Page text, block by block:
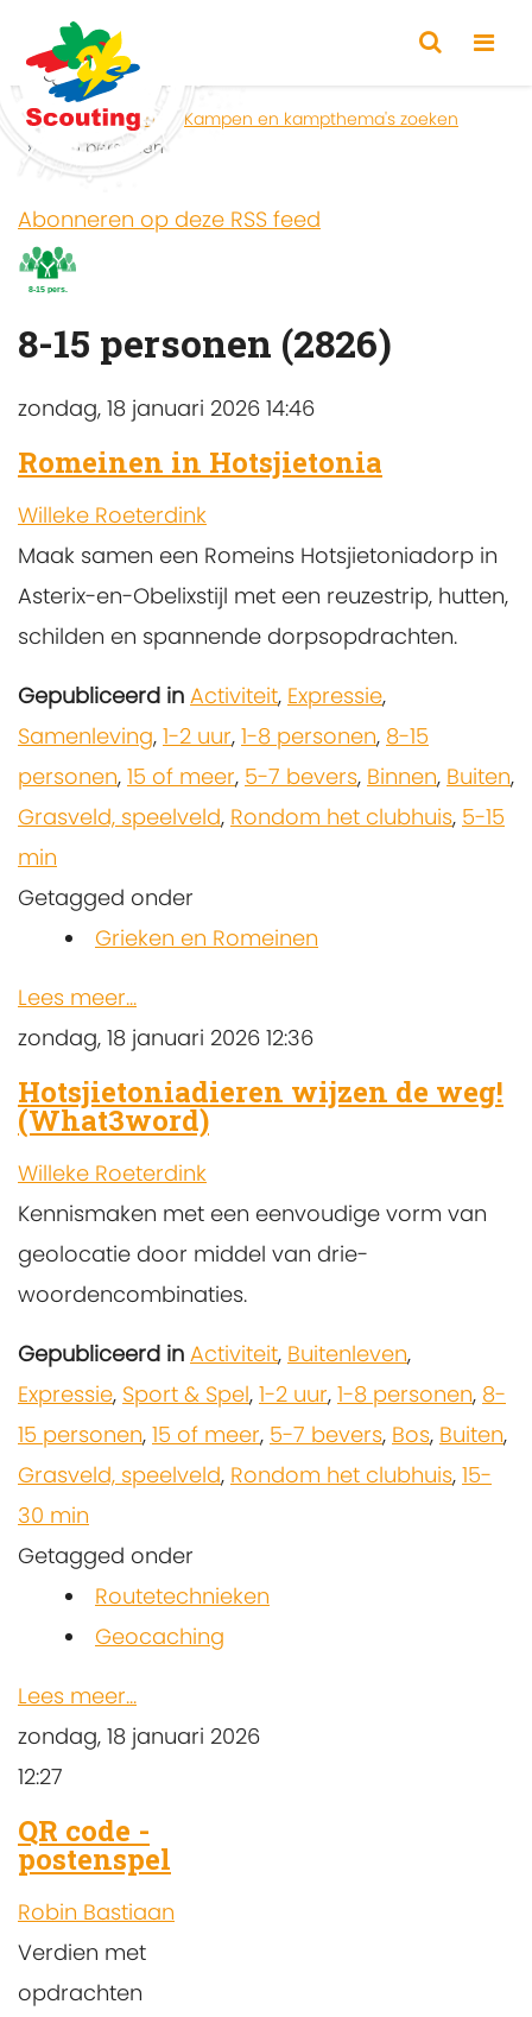
Home Zoeken
Kampen en kampthema's zoeken
8-15 personen
Abonneren op deze RSS feed
8-15 personen (2826)
zondag, 18 januari 2026 14:46
Romeinen in Hotsjietonia
Willeke Roeterdink
Maak samen een Romeins Hotsjietoniadorp in
Asterix-en-Obelixstijl met een reuzestrip, hutten,
schilden en spannende dorpsopdrachten.
Gepubliceerd in Activiteit, Expressie,
Samenleving, 1-2 uur, 1-8 personen, 8-15
personen, 15 of meer, 5-7 bevers, Binnen, Buiten,
Grasveld, speelveld, Rondom het clubhuis, 5-15
min
Getagged onder
Grieken en Romeinen
Lees meer...
zondag, 18 januari 2026 12:36
Hotsjietoniadieren wijzen de weg!
(What3word)
Willeke Roeterdink
Kennismaken met een eenvoudige vorm van
geolocatie door middel van drie-
woordencombinaties.
Gepubliceerd in Activiteit, Buitenleven,
Expressie, Sport & Spel, 1-2 uur, 1-8 personen, 8-
15 personen, 15 of meer, 5-7 bevers, Bos, Buiten,
Grasveld, speelveld, Rondom het clubhuis, 15-
30 min
Getagged onder
Routetechnieken
Geocaching
Lees meer...
zondag, 18 januari 2026
12:27
QR code -
postenspel
Robin Bastiaan
Verdien met
opdrachten